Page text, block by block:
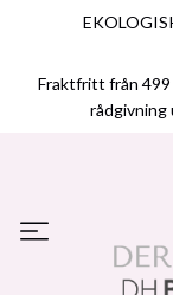
Fraktfritt från 499
rådgivning